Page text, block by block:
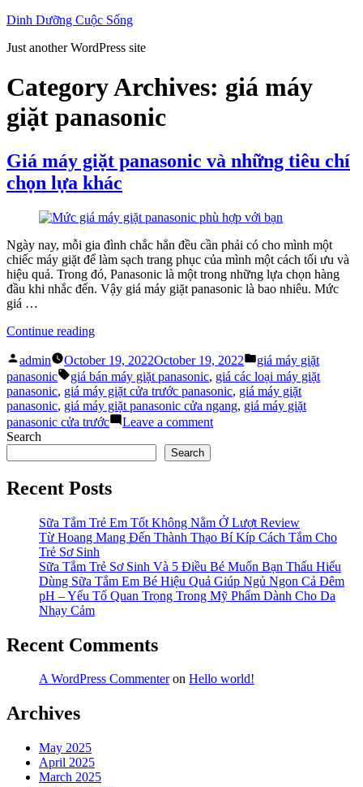
Skip
content
Dinh Dưỡng Cuộc Sống
Just another WordPress site
Category Archives: giá máy
giặt panasonic
Giá máy giặt panasonic và những tiêu chí
chọn lựa khác
Ngày nay, mỗi gia đình chắc hẳn đều cần phải có cho mình một
chiếc máy giặt để làm sạch trang phục của mình một cách tối ưu và
hiệu quả. Trong đó, Panasonic là một trong những lựa chọn hàng
đầu khi nhắc đến. Vậy giá máy giặt panasonic là bao nhiêu. Mức
giá …
Continue reading“Giá
giặt
panasonic
và
những
tiêu
chí
chọn
lựa
Posted
by
admin October 19, 2022October 19, 2022
Posted
in
giá máy giặt
panasonic
Tags:
giá bán máy giặt panasonic, giá các loại máy giặt
panasonic, giá máy giặt cửa trước panasonic, giá máy giặt
panasonic, giá máy giặt panasonic cửa ngang, giá máy giặt
panasonic cửa trước
Leave a commenton
tiêu
chí
lựa
khác
Search
Search
Recent Posts
Sữa Tắm Trẻ Em Tốt Không Nằm Ở Lượt Review
Từ Hoang Mang Đến Thành Thạo Bí Kíp Cách Tắm Cho
Trẻ Sơ Sinh
Sữa Tắm Trẻ Sơ Sinh Và 5 Điều Bé Muốn Bạn Thấu Hiểu
Dùng Sữa Tắm Em Bé Hiệu Quả Giúp Ngủ Ngon Cả Đêm
pH – Yếu Tố Quan Trọng Trong Mỹ Phẩm Dành Cho Da
Nhạy Cảm
Recent Comments
A WordPress Commenteron Hello world!
Archives
May 2025
April 2025
March 2025